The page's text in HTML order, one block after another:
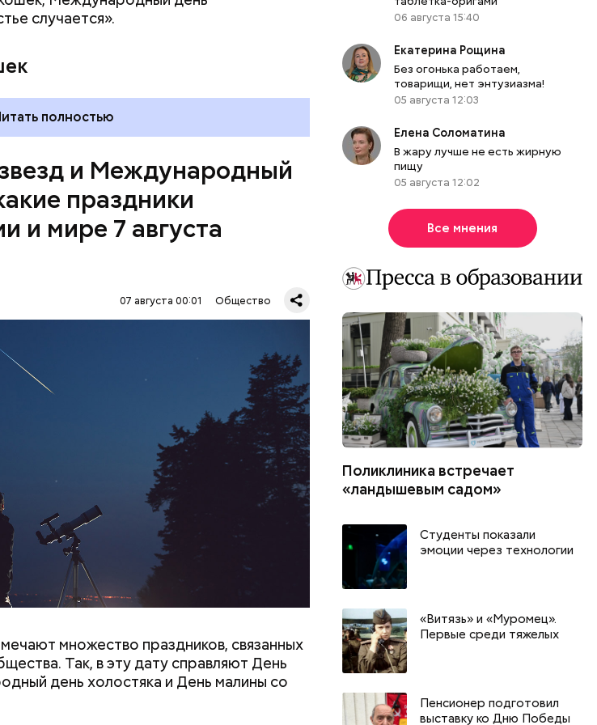
День качания на качелях и
Всемирный
случается».
полностью
и Международный
праздники
и мире 7 августа
07 августа 00:01 Общество
множество праздников, связанных
Так, в эту дату справляют День
день холостяка и День малины со
в честь метеорного потока
можно наблюдать в августе. Все
7 августа выезжают за город — в
за падающими звездами.
СЛАДОСТИ
06 августа 15:40
Екатерина Рощина
Без огонька работаем,
товарищи, нет энтузиазма!
05 августа 12:03
Елена Соломатина
В жару лучше не есть жирную
пищу
05 августа 12:02
Все мнения
Поликлиника встречает
«ландышевым садом»
Студенты показали
эмоции через технологии
«Витязь» и «Муромец».
Первые среди тяжелых
Пенсионер подготовил
выставку ко Дню Победы